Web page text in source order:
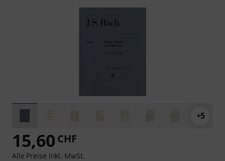
+5
15,60 CHF
Alle Preise inkl. MwSt.